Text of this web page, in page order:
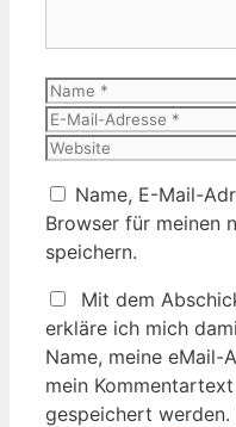
Name
Name, E-Mail-
Browser für meinen
speichern.
Mit dem
erkläre ich mich
Name, meine eMail-
mein
gespeichert